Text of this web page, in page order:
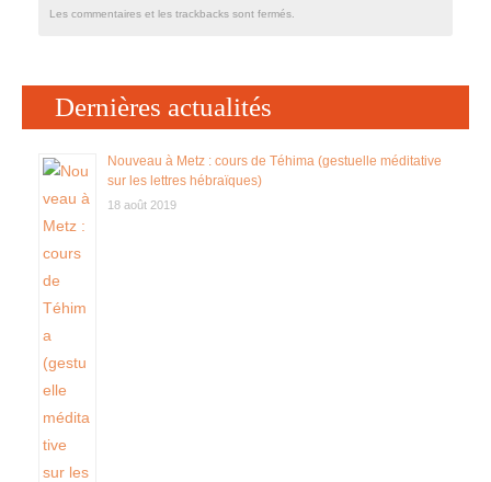
Les commentaires et les trackbacks sont fermés.
Dernières actualités
Nouveau à Metz : cours de Téhima (gestuelle méditative
sur les lettres hébraïques)
18 août 2019